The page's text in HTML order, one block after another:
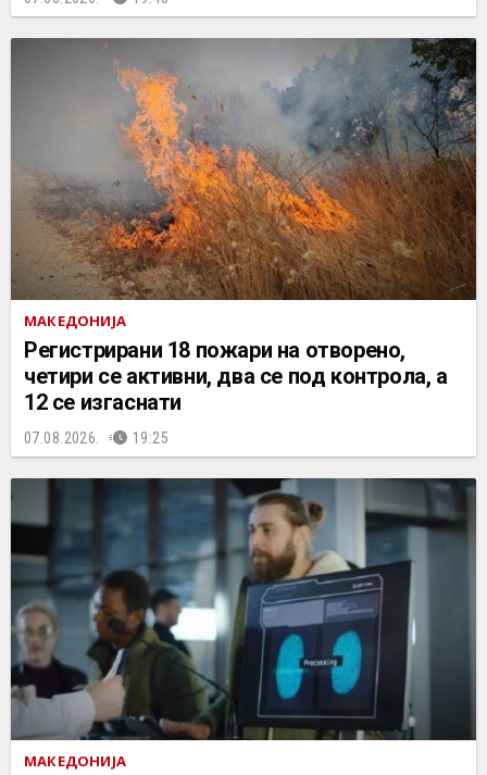
МАКЕДОНИЈА
Регистрирани 18 пожари на отворено,
четири се активни, два се под контрола, а
12 се изгаснати
07.08.2026. 19:25
МАКЕДОНИЈА